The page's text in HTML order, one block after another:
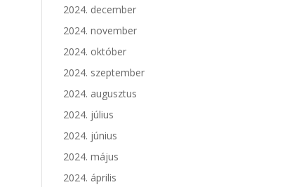
2024. december
2024. november
2024. október
2024. szeptember
2024. augusztus
2024. július
2024. június
2024. május
2024. április